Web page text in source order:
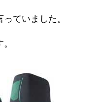
っていました。